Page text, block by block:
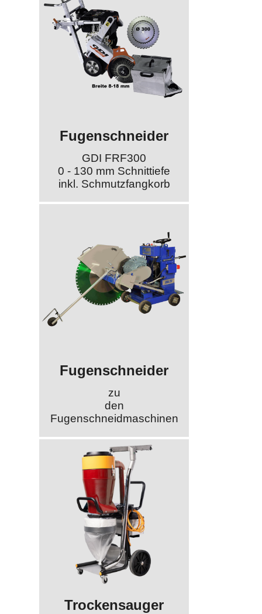
Fugenschneider
GDI FRF300
0 - 130 mm Schnittiefe
inkl. Schmutzfangkorb
Fugenschneider
zu
den
Fugenschneidmaschinen
Trockensauger